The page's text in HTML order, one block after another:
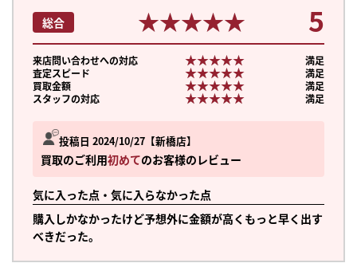
投稿日 2024/10/27 新橋店
買取のご利用初めてのお客様のレビュー
気に入った点・気に入らなかった点
購入しかなかったけど予想外に金額が高くもっと早く出す
べきだった。
総合 ★★★★★
★★★★★ 5
来店問い合わせへの対応 ★★★★★
★★★★★
満足
査定スピード
★★★★★
★★★★★
満足
買取金額
★★★★★
★★★★★
満足
スタッフの対応
★★★★★
★★★★★ 満足